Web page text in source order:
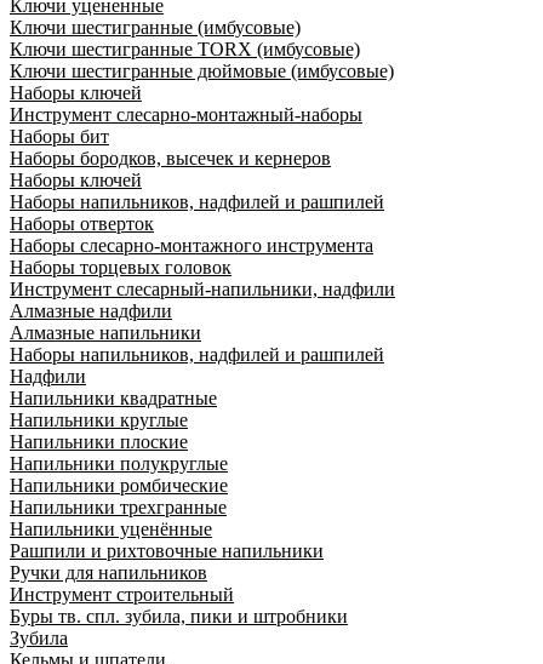
Ключи уцененные
Ключи шестигранные (имбусовые)
Ключи шестигранные TORX (имбусовые)
Ключи шестигранные дюймовые (имбусовые)
Наборы ключей
Инструмент слесарно-монтажный-наборы
Наборы бит
Наборы бородков, высечек и кернеров
Наборы ключей
Наборы напильников, надфилей и рашпилей
Наборы отверток
Наборы слесарно-монтажного инструмента
Наборы торцевых головок
Инструмент слесарный-напильники, надфили
Алмазные надфили
Алмазные напильники
Наборы напильников, надфилей и рашпилей
Надфили
Напильники квадратные
Напильники круглые
Напильники плоские
Напильники полукруглые
Напильники ромбические
Напильники трехгранные
Напильники уценённые
Рашпили и рихтовочные напильники
Ручки для напильников
Инструмент строительный
Буры тв. спл. зубила, пики и штробники
Зубила
Кельмы и шпатели